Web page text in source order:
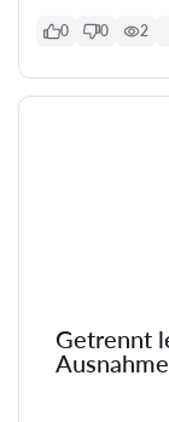
0 0 2
Getrennt